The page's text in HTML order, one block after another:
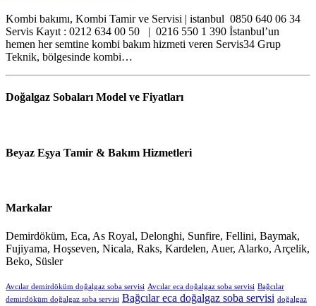
Kombi bakımı, Kombi Tamir ve Servisi | istanbul 0850 640 06 34
Servis Kayıt : 0212 634 00 50 | 0216 550 1 390 İstanbul’un
hemen her semtine kombi bakım hizmeti veren Servis34 Grup
Teknik, bölgesinde kombi…
Doğalgaz Sobaları Model ve Fiyatları
Beyaz Eşya Tamir & Bakım Hizmetleri
Markalar
Demirdöküm, Eca, As Royal, Delonghi, Sunfire, Fellini, Baymak,
Fujiyama, Hoşseven, Nicala, Raks, Kardelen, Auer, Alarko, Arçelik,
Beko, Süsler
Avcılar demirdöküm doğalgaz soba servisi Avcılar eca doğalgaz soba servisi Bağcılar
demirdöküm doğalgaz soba servisi Bağcılar eca doğalgaz soba servisi doğalgaz